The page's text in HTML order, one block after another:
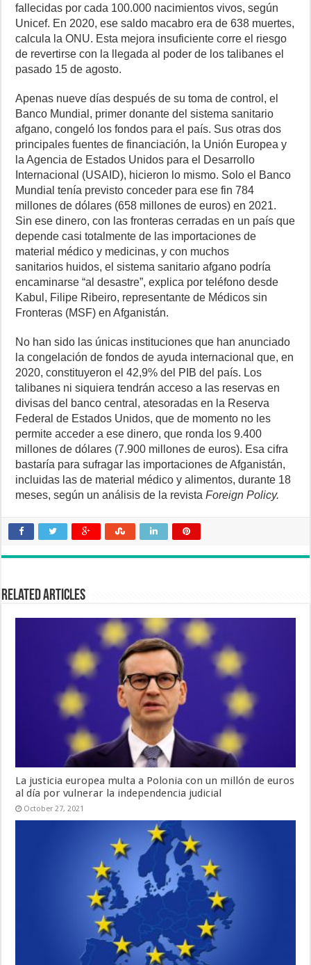
fallecidas por cada 100.000 nacimientos vivos, según
Unicef. En 2020, ese saldo macabro era de 638 muertes,
calcula la ONU. Esta mejora insuficiente corre el riesgo
de revertirse con la llegada al poder de los talibanes el
pasado 15 de agosto.
Apenas nueve días después de su toma de control, el
Banco Mundial, primer donante del sistema sanitario
afgano, congeló los fondos para el país. Sus otras dos
principales fuentes de financiación, la Unión Europea y
la Agencia de Estados Unidos para el Desarrollo
Internacional (USAID), hicieron lo mismo. Solo el Banco
Mundial tenía previsto conceder para ese fin 784
millones de dólares (658 millones de euros) en 2021.
Sin ese dinero, con las fronteras cerradas en un país que
depende casi totalmente de las importaciones de
material médico y medicinas, y con muchos
sanitarios huidos, el sistema sanitario afgano podría
encaminarse “al desastre”, explica por teléfono desde
Kabul, Filipe Ribeiro, representante de Médicos sin
Fronteras (MSF) en Afganistán.
No han sido las únicas instituciones que han anunciado
la congelación de fondos de ayuda internacional que, en
2020, constituyeron el 42,9% del PIB del país. Los
talibanes ni siquiera tendrán acceso a las reservas en
divisas del banco central, atesoradas en la Reserva
Federal de Estados Unidos, que de momento no les
permite acceder a ese dinero, que ronda los 9.400
millones de dólares (7.900 millones de euros). Esa cifra
bastaría para sufragar las importaciones de Afganistán,
incluidas las de material médico y alimentos, durante 18
meses, según un análisis de la revistaForeign Policy.
Related Articles
La justicia europea multa a Polonia con un millón de euros
al día por vulnerar la independencia judicial
October 27, 2021